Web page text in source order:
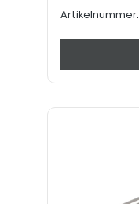
Artikelnummer: